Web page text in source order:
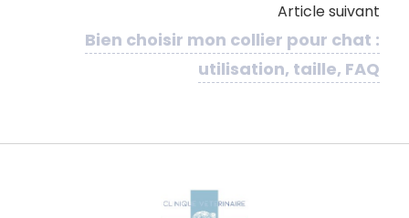
Article suivant
Bien choisir mon collier pour chat :
utilisation, taille, FAQ